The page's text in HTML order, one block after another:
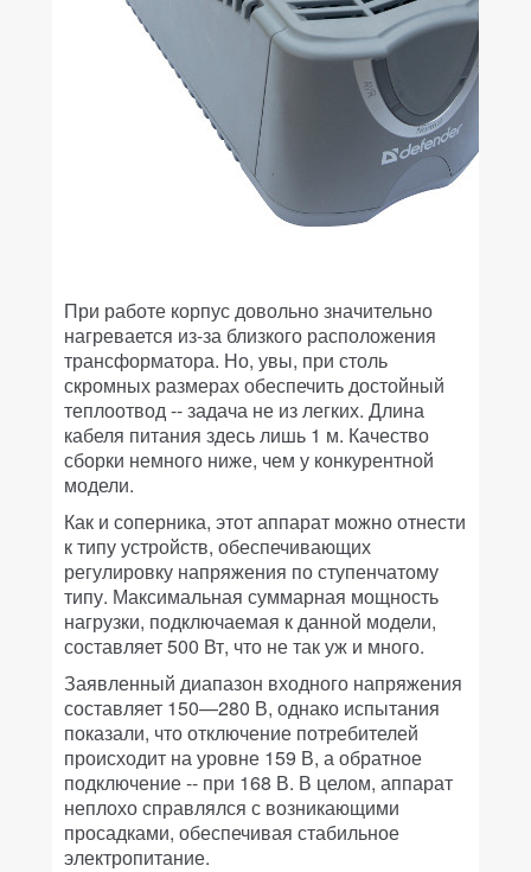
При работе корпус довольно значительно
нагревается из-за близкого расположения
трансформатора. Но, увы, при столь
скромных размерах обеспечить достойный
теплоотвод -- задача не из легких. Длина
кабеля питания здесь лишь 1 м. Качество
сборки немного ниже, чем у конкурентной
модели.
Как и соперника, этот аппарат можно отнести
к типу устройств, обеспечивающих
регулировку напряжения по ступенчатому
типу. Максимальная суммарная мощность
нагрузки, подключаемая к данной модели,
составляет 500 Вт, что не так уж и много.
Заявленный диапазон входного напряжения
составляет 150—280 В, однако испытания
показали, что отключение потребителей
происходит на уровне 159 В, а обратное
подключение -- при 168 В. В целом, аппарат
неплохо справлялся с возникающими
просадками, обеспечивая стабильное
электропитание.